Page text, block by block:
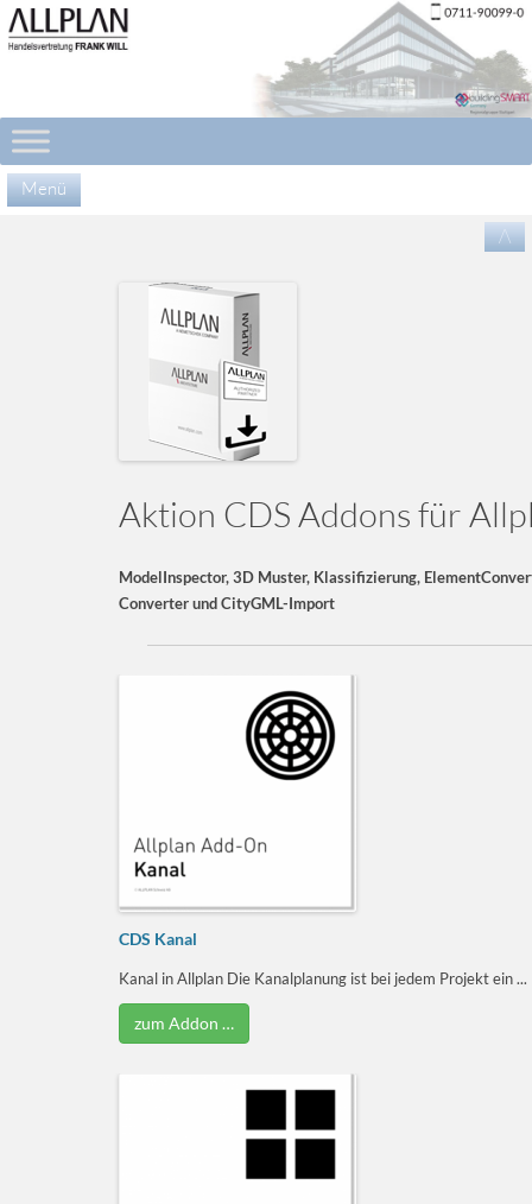
Menü
/\
Aktion CDS Addons für
ModelInspector, 3D Muster, Klassifizierung,
Converter und CityGML-Import
CDS Kanal
Kanal in Allplan Die Kanalplanung ist bei jedem Projekt ein ...
zum Addon …